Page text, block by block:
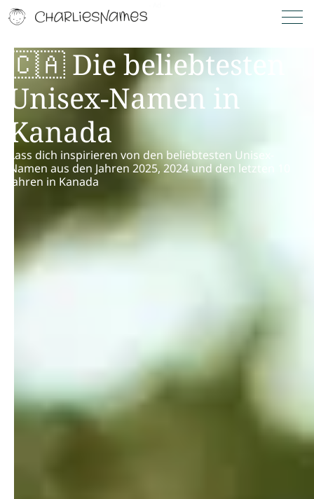
🇨🇦 Die beliebtesten
Unisex-Namen in
Kanada
Lass dich inspirieren von den beliebtesten Unisex-
Namen aus den Jahren 2025, 2024 und den letzten 10
Jahren in Kanada